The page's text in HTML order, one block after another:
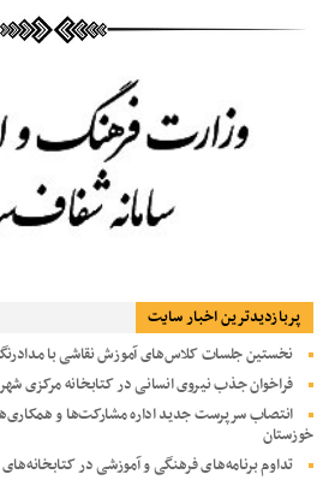
پربازديدترين اخبار سایت
نخستین جلسات کلاس‌های آموزش نقاشی با
فراخوان جذب نیروی انسانی در کتابخانه مرکزی
انتصاب سرپرست جدید اداره مشارکت‌ها و
خوزستان
تداوم برنامه‌های فرهنگی و آموزشی در